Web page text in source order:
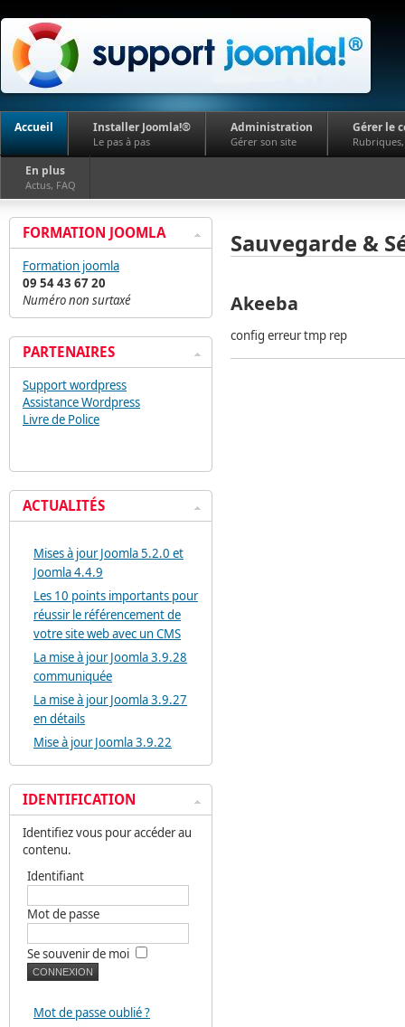
Accueil Installer Joomla!®
Le pas à pas
Administration
Gérer son site
Gérer le
En plus
Actus, FAQ
Sauvegarde &
Akeeba
config erreur tmp rep
FORMATION JOOMLA
Formation joomla
09 54 43 67 20
Numéro non surtaxé
PARTENAIRES
Support wordpress
Assistance Wordpress
Livre de Police
ACTUALITÉS
Mises à jour Joomla 5.2.0 et
Joomla 4.4.9
Les 10 points importants pour
réussir le référencement de
votre site web avec un CMS
La mise à jour Joomla 3.9.28
communiquée
La mise à jour Joomla 3.9.27
en détails
Mise à jour Joomla 3.9.22
IDENTIFICATION
Identifiez vous pour accéder au
contenu.
Identifiant
Mot de passe
Se souvenir de moi
Mot de passe oublié ?